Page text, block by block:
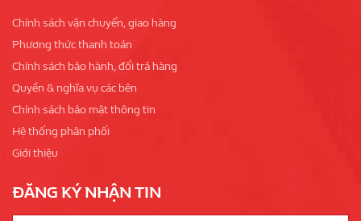
Chính sách vận chuyển, giao hàng
Phương thức thanh toán
Chính sách bảo hành, đổi trả hàng
Quyền & nghĩa vụ các bên
Chính sách bảo mật thông tin
Hệ thống phân phối
Giới thiệu
ĐĂNG KÝ NHẬN TIN